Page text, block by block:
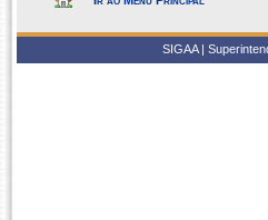
SIGAA |